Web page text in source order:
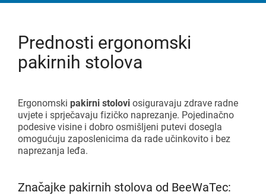
Prednosti ergonomski
pakirnih stolova
Ergonomski pakirni stolovi osiguravaju zdrave radne
uvjete i sprječavaju fizičko naprezanje. Pojedinačno
podesive visine i dobro osmišljeni putevi dosegla
omogućuju zaposlenicima da rade učinkovito i bez
naprezanja leđa.
Značajke pakirnih stolova od BeeWaTec: